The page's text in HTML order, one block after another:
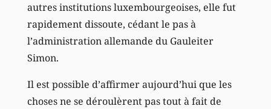
autres institutions luxembourgeoises, elle fut
rapidement dissoute, cédant le pas à
l’administration allemande du Gauleiter
Simon.
Il est possible d’affirmer aujourd’hui que les
choses ne se déroulèrent pas tout à fait de